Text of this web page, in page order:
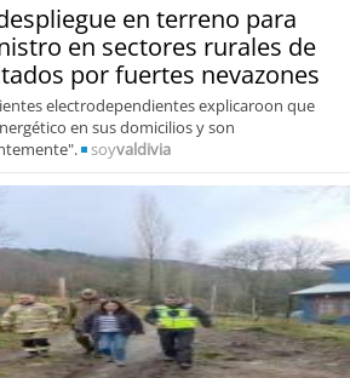
en terreno para
en sectores rurales de
por fuertes nevazones
electrodependientes explicaroon que
en sus domicilios y son
soyvaldivia